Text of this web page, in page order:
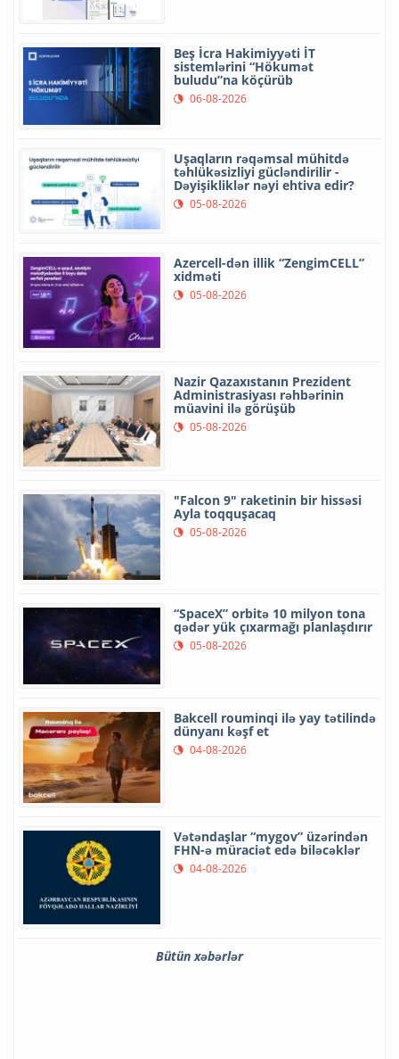
Beş İcra Hakimiyyəti İT
sistemlərini “Hökumət
buludu”na köçürüb
06-08-2026
Uşaqların rəqəmsal mühitdə
təhlükəsizliyi gücləndirilir -
Dəyişikliklər nəyi ehtiva edir?
05-08-2026
Azercell-dən illik “ZengimCELL”
xidməti
05-08-2026
Nazir Qazaxıstanın Prezident
Administrasiyası rəhbərinin
müavini ilə görüşüb
05-08-2026
"Falcon 9" raketinin bir hissəsi
Ayla toqquşacaq
05-08-2026
“SpaceX” orbitə 10 milyon tona
qədər yük çıxarmağı planlaşdırır
05-08-2026
Bakcell rouminqi ilə yay tətilində
dünyanı kəşf et
04-08-2026
Vətəndaşlar “mygov” üzərindən
FHN-ə müraciət edə biləcəklər
04-08-2026
Bütün xəbərlər